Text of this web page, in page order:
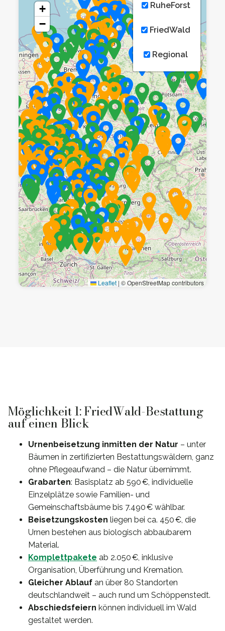
+
−
RuheForst
FriedWald
Regional
Leaflet | © OpenStreetMap contributors
Möglichkeit 1: FriedWald-Bestattung
auf einen Blick
Urnenbeisetzung inmitten der Natur – unter
Bäumen in zertifizierten Bestattungswäldern, ganz
ohne Pflegeaufwand – die Natur übernimmt.
Grabarten: Basisplatz ab 590 €, individuelle
Einzelplätze sowie Familien- und
Gemeinschaftsbäume bis 7.490 € wählbar.
Beisetzungskosten liegen bei ca. 450 €, die
Urnen bestehen aus biologisch abbaubarem
Material.
Komplettpakete ab 2.050 €, inklusive
Organisation, Überführung und Kremation.
Gleicher Ablauf an über 80 Standorten
deutschlandweit – auch rund um Schöppenstedt.
Abschiedsfeiern können individuell im Wald
gestaltet werden.